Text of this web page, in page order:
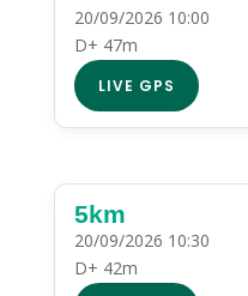
20/09/2026 10:00
D+ 47m
LIVE GPS
5km
20/09/2026 10:30
D+ 42m